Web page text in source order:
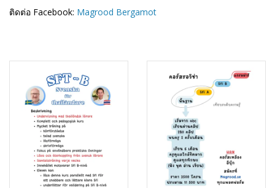
ติดต่อ Facebook: Magrood Bergamot